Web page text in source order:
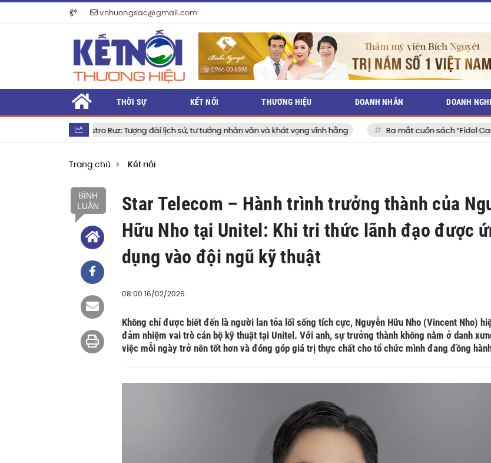
vnhuongsac@gmail.com
Castro Ruz: Tượng đài lịch sử, tư tưởng nhân văn và khát vọng vĩnh hằng Ra mắt cuốn sách “Fidel Castro Ruz: Từ tuổi
THỜI SỰ KẾT NỐI THƯƠNG HIỆU DOANH NHÂN DOANH
Trang chủ Kết nối
BÌNH
LUẬN
Star Telecom – Hành trình trưởng thành của
Hữu Nho tại Unitel: Khi tri thức lãnh đạo được
dụng vào đội ngũ kỹ thuật
08:00 16/02/2026
Không chỉ được biết đến là người lan tỏa lối sống tích cực, Nguyễn Hữu Nho (Vincent Nho)
đảm nhiệm vai trò cán bộ kỹ thuật tại Unitel. Với anh, sự trưởng thành không nằm ở danh
việc mỗi ngày trở nên tốt hơn và đóng góp giá trị thực chất cho tổ chức mình đang đồng